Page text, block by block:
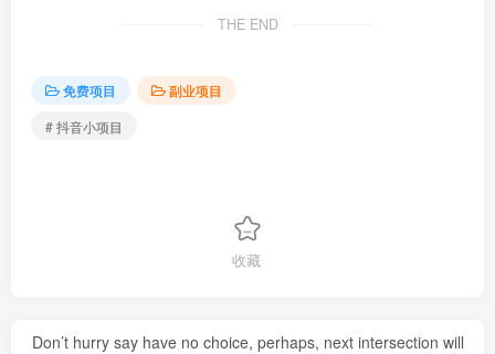
THE END
免费项目
副业项目
# 抖音小项目
收藏
Don’t hurry say have no choice, perhaps, next intersection will